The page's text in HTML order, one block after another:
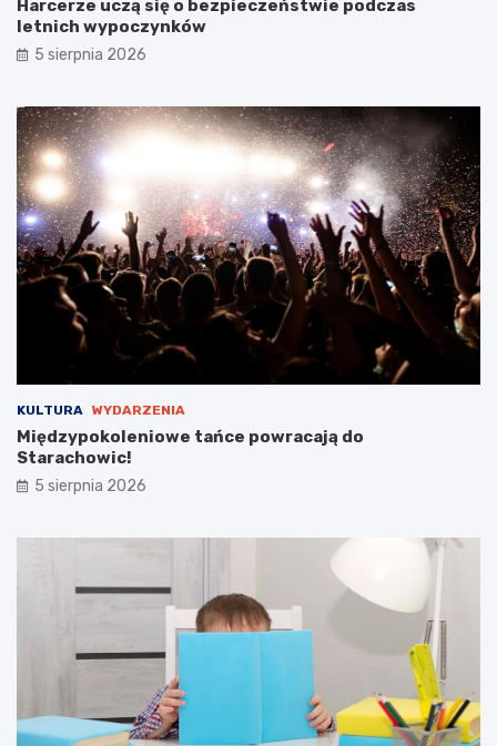
c
!
e
m
s
r
o
s
t
y
B
a
b
i
o
Harcerze uczą się o bezpieczeństwie podczas
letnich wypoczynków
5 sierpnia 2026
KULTURA WYDARZENIA
Międzypokoleniowe tańce powracają do
Starachowic!
5 sierpnia 2026